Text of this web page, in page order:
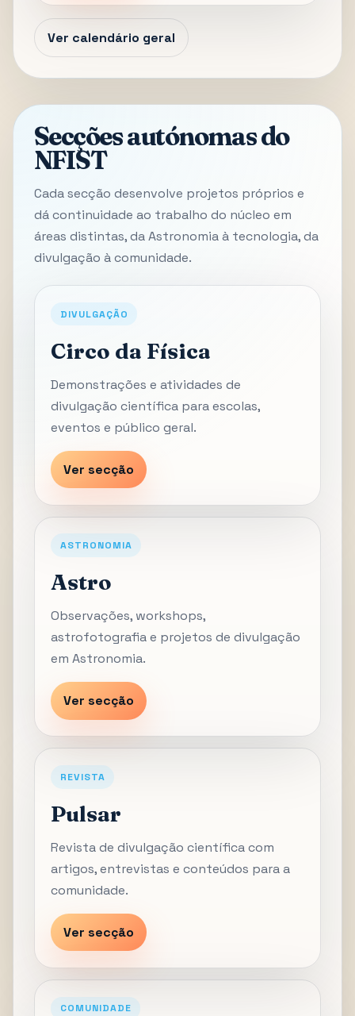
Ver calendário geral
Secções autónomas do
NFIST
Cada secção desenvolve projetos próprios e
dá continuidade ao trabalho do núcleo em
áreas distintas, da Astronomia à tecnologia, da
divulgação à comunidade.
DIVULGAÇÃO
Circo da Física
Demonstrações e atividades de
divulgação científica para escolas,
eventos e público geral.
Ver secção
ASTRONOMIA
Astro
Observações, workshops,
astrofotografia e projetos de divulgação
em Astronomia.
Ver secção
REVISTA
Pulsar
Revista de divulgação científica com
artigos, entrevistas e conteúdos para a
comunidade.
Ver secção
COMUNIDADE